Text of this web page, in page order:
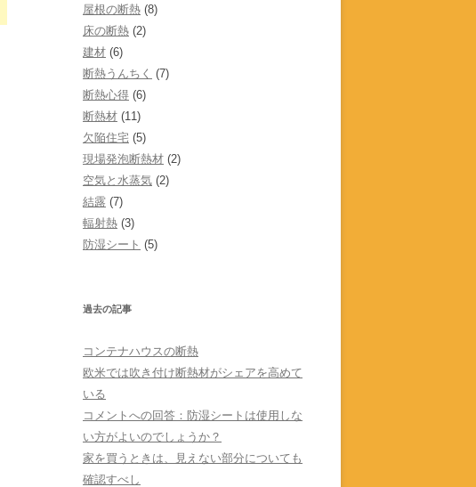
屋根の断熱 (8)
床の断熱 (2)
建材 (6)
断熱うんちく (7)
断熱心得 (6)
断熱材 (11)
欠陥住宅 (5)
現場発泡断熱材 (2)
空気と水蒸気 (2)
結露 (7)
輻射熱 (3)
防湿シート (5)
過去の記事
コンテナハウスの断熱
欧米では吹き付け断熱材がシェアを高めて
いる
コメントへの回答：防湿シートは使用しな
い方がよいのでしょうか？
家を買うときは、見えない部分についても
確認すべし